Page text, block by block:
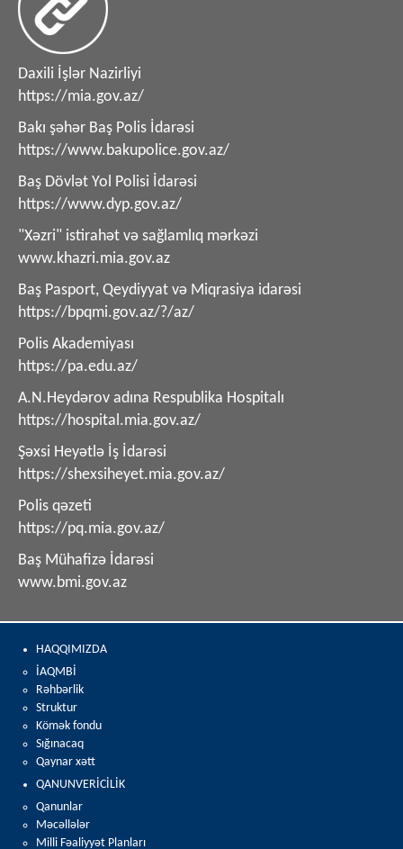
Daxili İşlər Nazirliyi
https://mia.gov.az/
Bakı şəhər Baş Polis İdarəsi
https://www.bakupolice.gov.az/
Baş Dövlət Yol Polisi İdarəsi
https://www.dyp.gov.az/
"Xəzri" istirahət və sağlamlıq mərkəzi
www.khazri.mia.gov.az
Baş Pasport, Qeydiyyat və Miqrasiya idarəsi
https://bpqmi.gov.az/?/az/
Polis Akademiyası
https://pa.edu.az/
A.N.Heydərov adına Respublika Hospitalı
https://hospital.mia.gov.az/
Şəxsi Heyətlə İş İdarəsi
https://shexsiheyet.mia.gov.az/
Polis qəzeti
https://pq.mia.gov.az/
Baş Mühafizə İdarəsi
www.bmi.gov.az
HAQQIMIZDA
İAQMBİ
Rəhbərlik
Struktur
Kömək fondu
Sığınacaq
Qaynar xətt
QANUNVERİCİLİK
Qanunlar
Məcəllələr
Milli Fəaliyyət Planları